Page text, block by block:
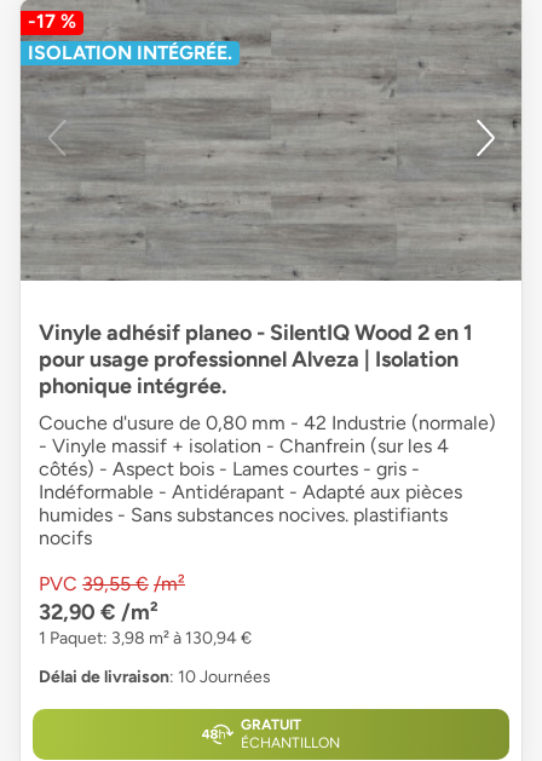
-17 %
ISOLATION INTÉGRÉE.
Vinyle adhésif planeo - SilentIQ Wood 2 en 1
pour usage professionnel Alveza | Isolation
phonique intégrée.
Couche d'usure de 0,80 mm - 42 Industrie (normale)
- Vinyle massif + isolation - Chanfrein (sur les 4
côtés) - Aspect bois - Lames courtes - gris -
Indéformable - Antidérapant - Adapté aux pièces
humides - Sans substances nocives. plastifiants
nocifs
PVC 39,55 € /m²
32,90 € /m²
1 Paquet: 3,98 m² à 130,94 €
Délai de livraison: 10 Journées
GRATUIT
ÉCHANTILLON